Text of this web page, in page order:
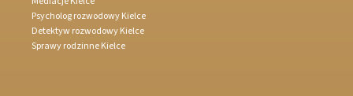
Psycholog rozwodowy Kielce
Detektyw rozwodowy Kielce
Sprawy rodzinne Kielce